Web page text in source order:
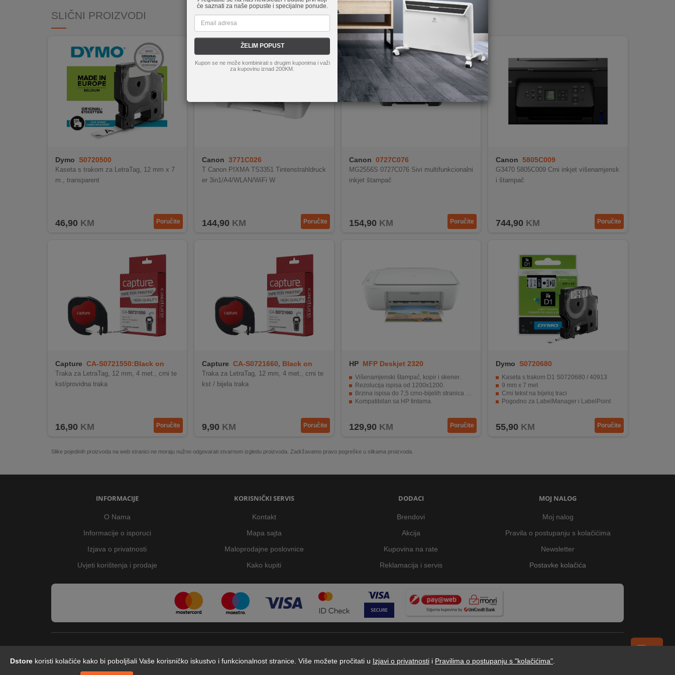
INOSTRANSTVA
Dstore koristi kolačiće kako bi poboljšali Vaše korisničko iskustvo i funkcionalnost stranice. Više možete pročitati u Izjavi o privatnosti i Pravilima o postupanju s "kolačićima"
će saznati za naše popuste i specijalne ponude.
ŽELIM POPUST
Kupon se ne može kombinirati s drugim kuponima i važi
za kupovinu iznad 200KM.
SLIČNI PROIZVODI
Dymo S0720500
Kaseta s trakom za LetraTag, 12 mm x 7
m., transparent
46,90 KM Poručite
Canon 3771C026
T Canon PIXMA TS3351 Tintenstrahldruck
er 3in1/A4/WLAN/WiFi W
144,90 KM Poručite
Canon 0727C076
MG2556S 0727C076 Sivi multifunkcionalni
inkjet štampač
154,90 KM Poručite
Canon 5805C009
G3470 5805C009 Crni inkjet višenamjensk
i štampač
744,90 KM Poručite
Capture CA-S0721550:Black on
Trans. Plastic
Traka za LetraTag, 12 mm, 4 met., crni te
kst/providna traka
16,90 KM Poručite
Capture CA-S0721660, Black on
White Plastic
Traka za LetraTag, 12 mm, 4 met., crni te
kst / bijela traka
9,90 KM Poručite
HP MFP Deskjet 2320
Višenamjenski štampač, kopir i skener.
Rezolucija ispisa od 1200x1200.
Brzina ispisa do 7,5 crno-bijelih stranica u minuti.
Kompatibilan sa HP tintama.
129,90 KM Poručite
Dymo S0720680
Kaseta s trakom D1 S0720680 / 40913
9 mm x 7 met
Crni tekst na bijeloj traci
Pogodno za LabelManager i LabelPoint
55,90 KM Poručite
Slike pojedinih proizvoda na web stranici ne moraju nužno odgovarati stvarnom izgledu proizvoda. Zadržavamo pravo pogreške u slikama proizvoda.
INFORMACIJE
O Nama
Informacije o isporuci
Izjava o privatnosti
Uvjeti korištenja i prodaje
KORISNIČKI SERVIS
Kontakt
Mapa sajta
Maloprodajne poslovnice
Kako kupiti
DODACI
Brendovi
Akcija
Kupovina na rate
Reklamacija i servis
MOJ NALOG
Moj nalog
Pravila o postupanju s kolačićima
Newsletter
Postavke kolačića